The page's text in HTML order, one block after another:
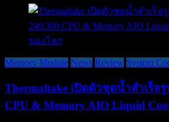
Memory Module News Review System
Thermaltake เปิดตัวชุดน้ำสำเร็จรู
CPU & Memory AIO Liquid